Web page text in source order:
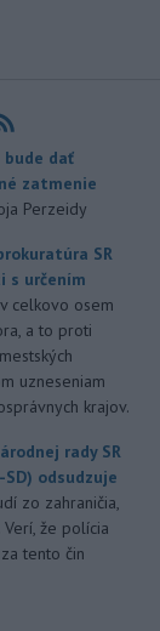
dať
zatmenie
Perzeidy
SR
s určením
celkovo osem
a to proti
uzneseniam
krajov.
rady SR
SD) odsudzuje
zo zahraničia,
že polícia
tento čin